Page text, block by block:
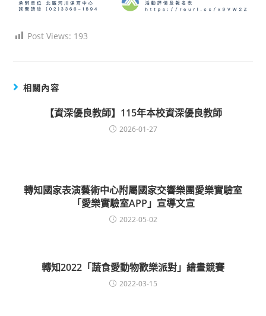
Post Views: 193
相關內容
【資深優良教師】115年本校資深優良教師
2026-01-27
轉知國家表演藝術中心附屬國家交響樂團愛樂實驗室
「愛樂實驗室APP」宣導文宣
2022-05-02
轉知2022「蔬食愛動物歡樂派對」繪畫競賽
2022-03-15